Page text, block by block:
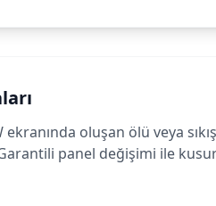
ekranında oluşan ölü veya
panel değişimi ile